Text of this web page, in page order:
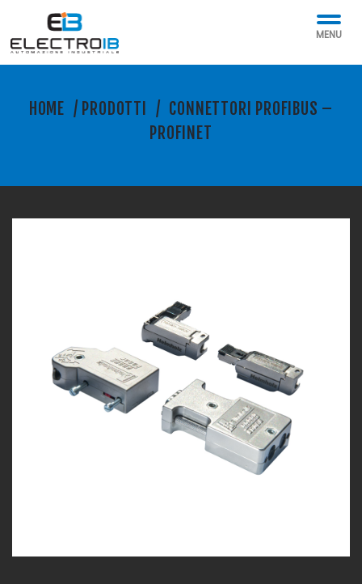
MENU
HOME / PRODOTTI / CONNETTORI PROFIBUS –
PROFINET